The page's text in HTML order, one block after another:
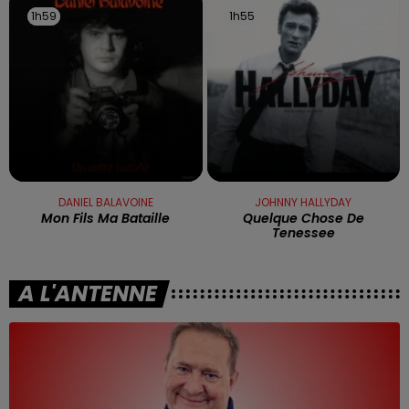
1h59
1h59
DANIEL BALAVOINE
Mon Fils Ma Bataille
1h55
1h55
JOHNNY HALLYDAY
Quelque Chose De
Tenessee
A L'ANTENNE